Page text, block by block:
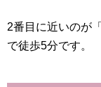
2番目に近いのが
で徒歩5分です。